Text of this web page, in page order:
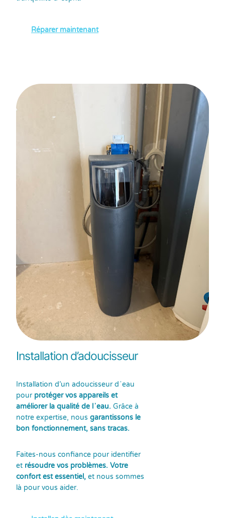
Réparer maintenant
Installation d’adoucisseur
Installation d’un adoucisseur dʼeau
pour protéger vos appareils et
améliorer la qualité de lʼeau. Grâce à
notre expertise, nous garantissons le
bon fonctionnement, sans tracas.
Faites-nous confiance pour identifier
et résoudre vos problèmes. Votre
confort est essentiel, et nous sommes
là pour vous aider.